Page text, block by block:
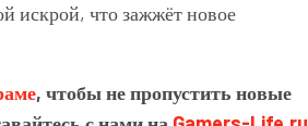
искрой, что зажжёт новое
, чтобы не пропустить новые